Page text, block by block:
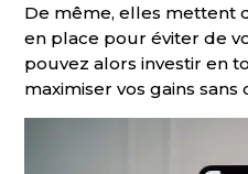
De même, elles mettent
en place pour éviter de
pouvez alors investir en
maximiser vos gains sans